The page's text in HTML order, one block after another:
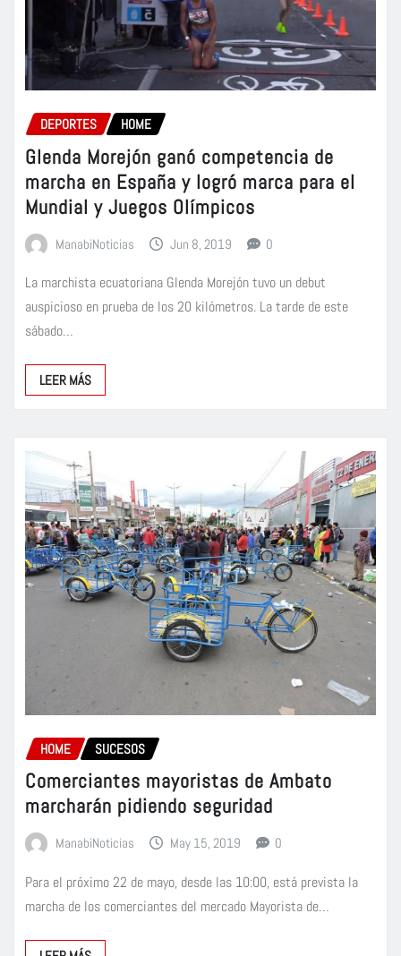
DEPORTES HOME
Glenda Morejón ganó competencia de
marcha en España y logró marca para el
Mundial y Juegos Olímpicos
ManabiNoticias Jun 8, 2019 0
La marchista ecuatoriana Glenda Morejón tuvo un debut
auspicioso en prueba de los 20 kilómetros. La tarde de este
sábado…
LEER MÁS
HOME SUCESOS
Comerciantes mayoristas de Ambato
marcharán pidiendo seguridad
ManabiNoticias May 15, 2019 0
Para el próximo 22 de mayo, desde las 10:00, está prevista la
marcha de los comerciantes del mercado Mayorista de…